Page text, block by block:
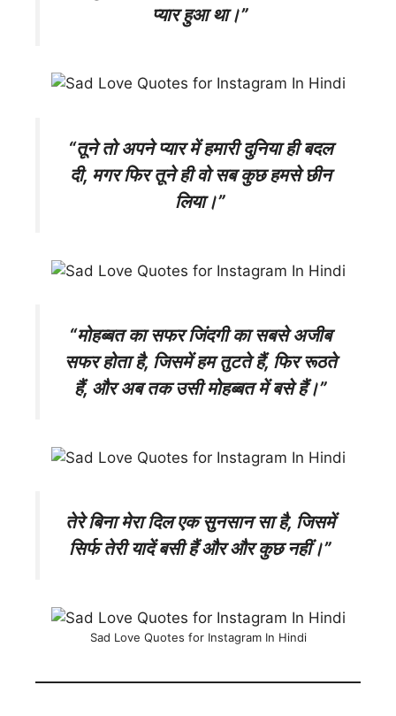
प्यार हुआ था।”
“तूने तो अपने प्यार में हमारी दुनिया ही बदल
दी, मगर फिर तूने ही वो सब कुछ हमसे छीन
लिया।”
“मोहब्बत का सफर जिंदगी का सबसे अजीब
सफर होता है, जिसमें हम तुटते हैं, फिर रूठते
हैं, और अब तक उसी मोहब्बत में बसे हैं।”
तेरे बिना मेरा दिल एक सुनसान सा है, जिसमें
सिर्फ तेरी यादें बसी हैं और और कुछ नहीं।”
Sad Love Quotes for Instagram In Hindi